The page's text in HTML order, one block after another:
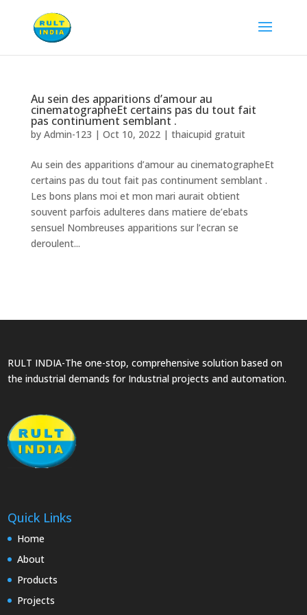
Au sein des apparitions d’amour au
cinematographeEt certains pas du tout fait
pas continument semblant .
by Admin-123 | Oct 10, 2022| thaicupid gratuit
Au sein des apparitions d’amour au cinematographeEt
certains pas du tout fait pas continument semblant .
Les bons plans moi et mon mari aurait obtient
souvent parfois adulteres dans matiere de’ebats
sensuel Nombreuses apparitions sur l’ecran se
deroulent...
RULT INDIA-The one-stop, comprehensive solution based on
the industrial demands for Industrial projects and automation.
Quick Links
Home
About
Products
Projects